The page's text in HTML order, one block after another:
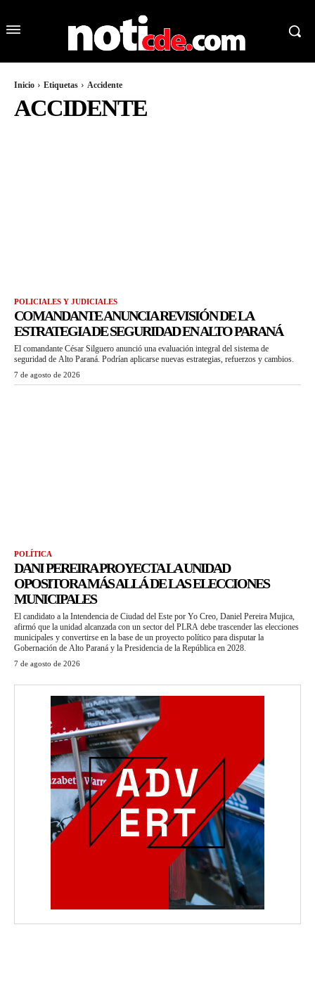
Inicio Etiquetas Accidente
ACCIDENTE
POLICIALES Y JUDICIALES
COMANDANTE ANUNCIA REVISIÓN DE LA
ESTRATEGIA DE SEGURIDAD EN ALTO PARANÁ
El comandante César Silguero anunció una evaluación integral del sistema de
seguridad de Alto Paraná. Podrían aplicarse nuevas estrategias, refuerzos y cambios.
7 de agosto de 2026
POLÍTICA
DANI PEREIRA PROYECTA LA UNIDAD
OPOSITORA MÁS ALLÁ DE LAS ELECCIONES
MUNICIPALES
El candidato a la Intendencia de Ciudad del Este por Yo Creo, Daniel Pereira Mujica,
afirmó que la unidad alcanzada con un sector del PLRA debe trascender las elecciones
municipales y convertirse en la base de un proyecto político para disputar la
Gobernación de Alto Paraná y la Presidencia de la República en 2028.
7 de agosto de 2026